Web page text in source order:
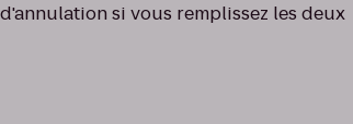
si vous remplissez les deux